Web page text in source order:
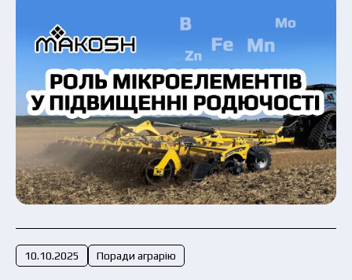
10.10.2025 Поради аграрію
Ви ознайомилися та погоджуєтеся з політикою
захисту персональних даних.
Подати заявку зараз